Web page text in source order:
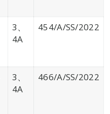
3、
4A
454/A/SS/2022
3、
4A
466/A/SS/2022